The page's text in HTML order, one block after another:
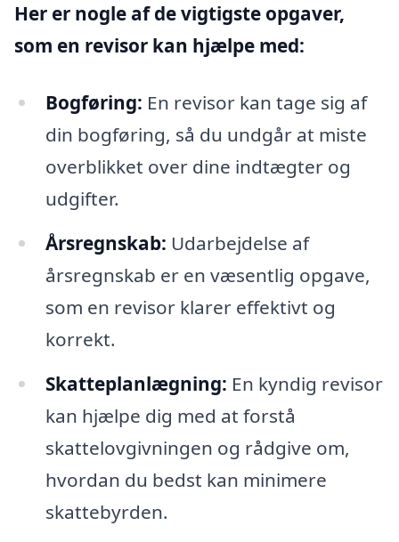
Her er nogle af de vigtigste opgaver,
som en revisor kan hjælpe med:
Bogføring: En revisor kan tage sig af
din bogføring, så du undgår at miste
overblikket over dine indtægter og
udgifter.
Årsregnskab: Udarbejdelse af
årsregnskab er en væsentlig opgave,
som en revisor klarer effektivt og
korrekt.
Skatteplanlægning: En kyndig revisor
kan hjælpe dig med at forstå
skattelovgivningen og rådgive om,
hvordan du bedst kan minimere
skattebyrden.